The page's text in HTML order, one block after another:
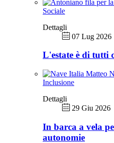
Sociale
Dettagli
07 Lug 2026
L'estate è di tutti
Inclusione
Dettagli
29 Giu 2026
In barca a vela
autonomie